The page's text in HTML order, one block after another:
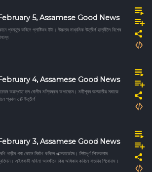
5, Assamese Good News
প্ৰস্তুত কৰিলে প্লাষ্টিকৰ ইটা। উচ্চতৰ মাধ্যমিক উত্তীৰ্ণ ছাত্ৰীলৈ বিশেষ
4, Assamese Good News
অৱস্থাত হল ৰোগীৰ মস্তিষ্কৰ অপাৰেচন। মহীশূৰৰ জনজাতীয় সমাজে
প্ৰথম নেট উত্তীৰ্ণ
3, Assamese Good News
গাড়ীৰ পৰা কোনে নিৰ্মাণ কৰিলে এক্সকাভেটৰ। নিষ্ঠাপূৰ্ণ শিক্ষকতাৰ
এইগৰাকী মহিলা আৰক্ষীয়ে কিয় অধিকাৰ কৰিলে বাতৰিৰ শিৰোনাম।